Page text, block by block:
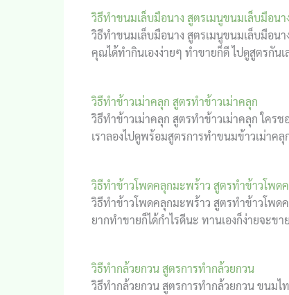
วิธีทำขนมเล็บมือนาง สูตรเมนูขนมเล็บมือนา
วิธีทำขนมเล็บมือนาง สูตรเมนูขนมเล็บมือ
คุณได้ทำกินเองง่ายๆ ทำขายก็ดี ไปดูสูตรกันเ
วิธีทำข้าวเม่าคลุก สูตรทำข้าวเม่าคลุก
วิธีทำข้าวเม่าคลุก สูตรทำข้าวเม่าคลุก ใคร
เราลองไปดูพร้อมสูตรการทำขนมข้าวเม่าคลุ
วิธีทำข้าวโพดคลุกมะพร้าว สูตรทำข้าวโพด
วิธีทำข้าวโพดคลุกมะพร้าว สูตรทำข้าวโพด
ยากทำขายก็ได้กำไรดีนะ ทานเองก็ง่ายจะข
วิธีทำกล้วยกวน สูตรการทำกล้วยกวน
วิธีทำกล้วยกวน สูตรการทำกล้วยกวน ขนม